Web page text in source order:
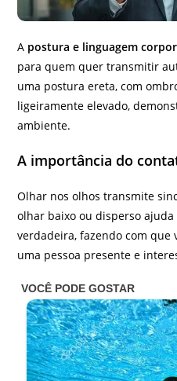
A postura e linguagem
para quem quer transmitir
uma postura ereta, com
ligeiramente elevado,
ambiente.
A importância do
Olhar nos olhos transmite
olhar baixo ou disperso
verdadeira, fazendo com que
uma pessoa presente e